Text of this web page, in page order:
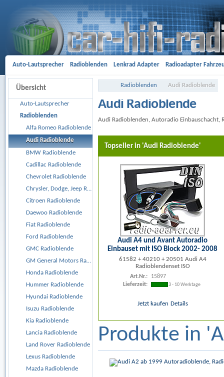
Auto-Lautsprecher Radioblenden Lenkrad Adapter Radioadapter
Aktivsystemadapter Entriegelungsbügel Antennenadapter Freisprech-
Car Hifi Komplett und Sonderangebote Car Hifi
Übersicht
Auto-Lautsprecher
Radioblenden
Alfa Romeo Radioblende
Audi Radioblende
BMW Radioblende
Cadillac Radioblende
Chevrolet Radioblende
Chrysler, Dodge, Jeep Radioblende
Citroen Radioblende
Daewoo Radioblende
Fiat Radioblende
Ford Radioblende
GMC Radioblende
GM General Motors Radioblende
Honda Radioblende
Hummer Radioblende
Hyundai Radioblende
Isuzu Radioblende
Kia Radioblende
Lancia Radioblende
Land Rover Radioblende
Lexus Radioblende
Mazda Radioblende
Radioblenden Audi Radioblende
Audi Radioblende
Audi Radioblenden, Autoradio Einbauschacht,
Topseller in 'Audi Radioblende'
Audi A4 und Avant Autoradio
Einbauset mit ISO Block 2002- 2008
61582 + 40210 + 20501 Audi A4
Radioblendenset ISO
Art.Nr.:
15897
Lieferzeit:
3 - 10 Werktage
Jetzt kaufen Details
Produkte in